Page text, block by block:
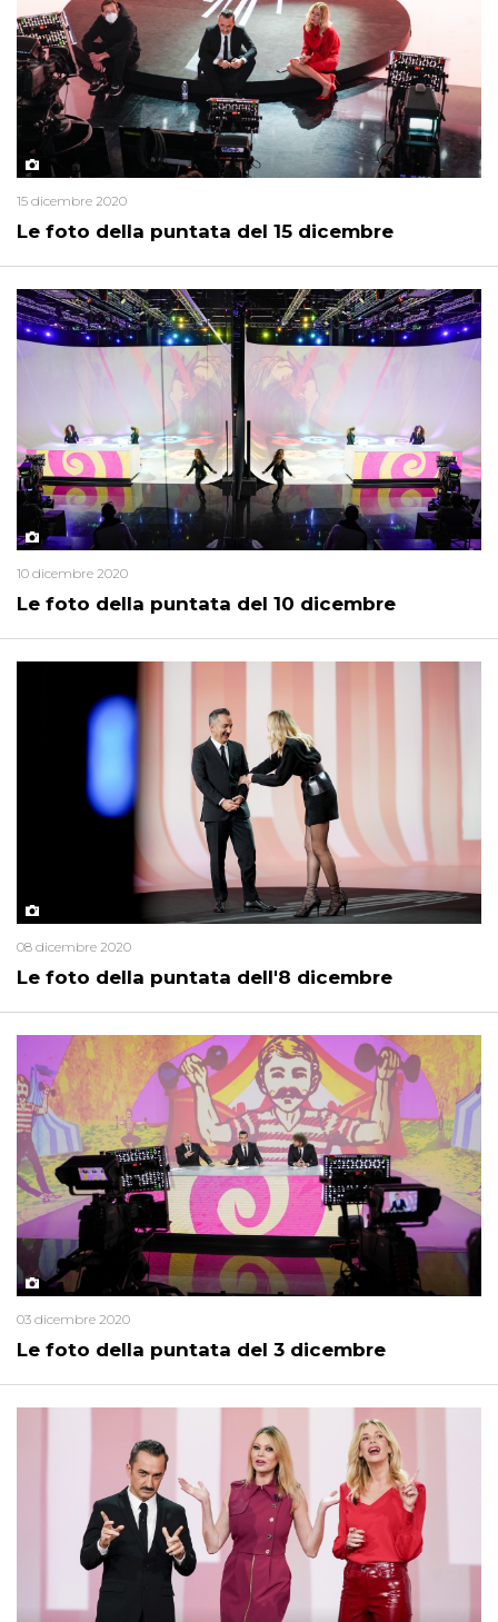
Le foto della puntata del 15 dicembre
15 dicembre 2020
Le foto della puntata del 10 dicembre
10 dicembre 2020
Le foto della puntata dell'8 dicembre
08 dicembre 2020
Le foto della puntata del 3 dicembre
03 dicembre 2020